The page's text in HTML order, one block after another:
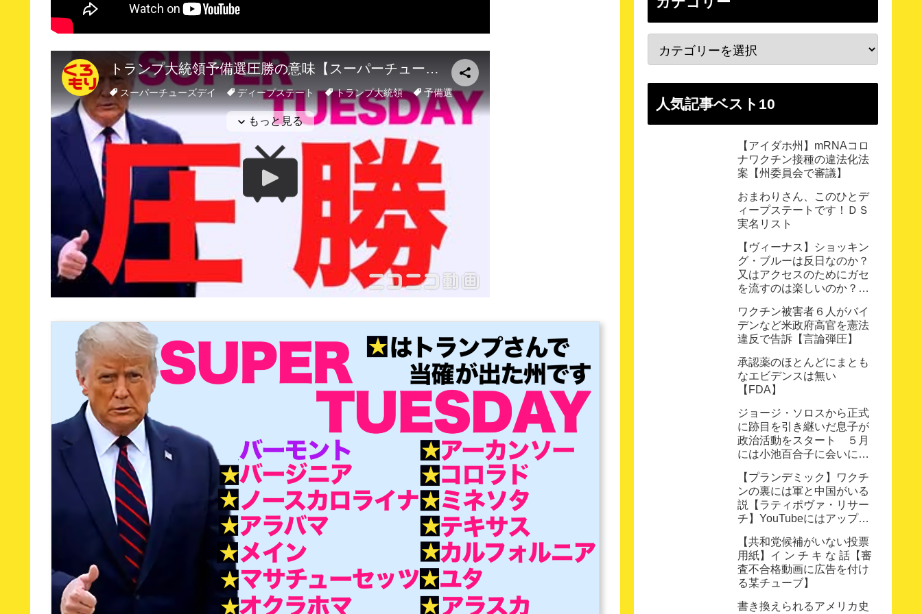
人気記事ベスト10
【アイダホ州】mRNAコロ
ナワクチン接種の違法化法
案【州委員会で審議】
おまわりさん、このひとデ
ィープステートです！ＤＳ
実名リスト
【ヴィーナス】ショッキン
グ・ブルーは反日なのか？
又はアクセスのためにガセ
を流すのは楽しいのか？
ワクチン被害者６人がバイ
デンなど米政府高官を憲法
違反で告訴【言論弾圧】
承認薬のほとんどにまとも
なエビデンスは無い
【FDA】
ジョージ・ソロスから正式
に跡目を引き継いだ息子が
政治活動をスタート ５月
には小池百合子に会いに来
【プランデミック】ワクチ
ンの裏には軍と中国がいる
説【ラティポヴァ・リサー
チ】YouTubeにはアップし
【共和党候補がいない投票
用紙】イ ン チ キ な 話【審
査不合格動画に広告を付け
る某チューブ】
書き換えられるアメリカ史